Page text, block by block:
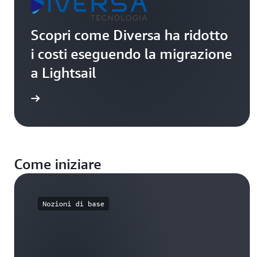
Scopri come Diversa ha ridotto
i costi eseguendo la migrazione
a Lightsail
Come iniziare
Nozioni di base